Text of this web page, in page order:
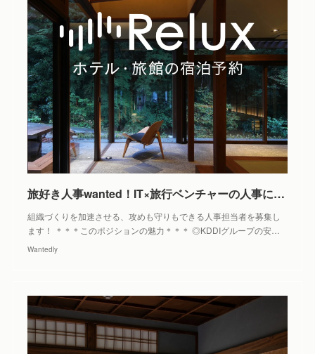
旅好き人事wanted！IT×旅行ベンチャーの人事にチャレンジしませんか？ - 株式会社Loco Partners（Relux）の人事の採用 - Wantedly
組織づくりを加速させる、攻めも守りもできる人事担当者を募集し
ます！ ＊＊＊このポジションの魅力＊＊＊ ◎KDDIグループの安…
Wantedly